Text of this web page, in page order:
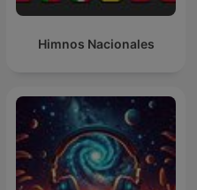
Himnos Nacionales